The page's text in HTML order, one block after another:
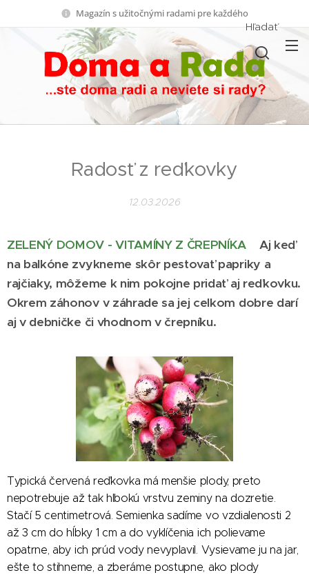
Magazín s užitočnými radami pre každého
Hľadať
Radosť z reďkovky
12.03.2026
ZELENÝ DOMOV - VITAMÍNY Z ČREPNÍKA
Aj keď
na balkóne zvykneme skôr pestovať papriky a
rajčiaky, môžeme k nim pokojne pridať aj reďkovku.
Okrem záhonov v záhrade sa jej celkom dobre darí
aj v debničke či vhodnom v črepníku.
Typická červená reďkovka má menšie plody, preto
nepotrebuje až tak hlbokú vrstvu zeminy na dozretie.
Stačí 5 centimetrová. Semienka sadíme vo vzdialenosti 2
až 3 cm do hĺbky 1 cm a do vyklíčenia ich polievame
opatrne, aby ich prúd vody nevyplavil. Vysievame ju na jar,
ešte to stihneme, a zberáme postupne, ako plody